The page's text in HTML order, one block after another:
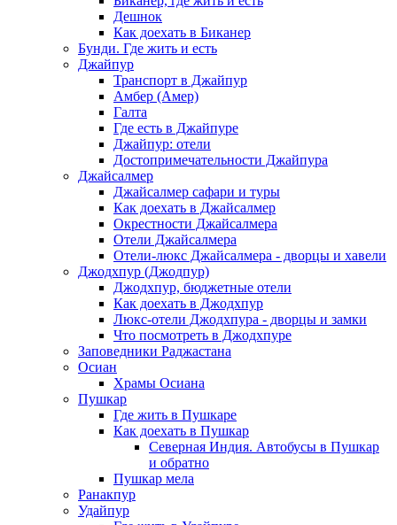
Дешнок
Как доехать в Биканер
Бунди. Где жить и есть
Джайпур
Транспорт в Джайпур
Амбер (Амер)
Галта
Где есть в Джайпуре
Джайпур: отели
Достопримечательности Джайпура
Джайсалмер
Джайсалмер сафари и туры
Как доехать в Джайсалмер
Окрестности Джайсалмера
Отели Джайсалмера
Отели-люкс Джайсалмера - дворцы и хавели
Джодхпур (Джодпур)
Джодхпур, бюджетные отели
Как доехать в Джодхпур
Люкс-отели Джодхпура - дворцы и замки
Что посмотреть в Джодхпуре
Заповедники Раджастана
Осиан
Храмы Осиана
Пушкар
Где жить в Пушкаре
Как доехать в Пушкар
Северная Индия. Автобусы в Пушкар
и обратно
Пушкар мела
Ранакпур
Удайпур